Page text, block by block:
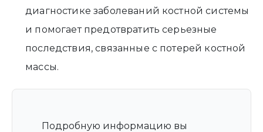
диагностике заболеваний костной системы
и помогает предотвратить серьезные
последствия, связанные с потерей костной
массы.
Подробную информацию вы